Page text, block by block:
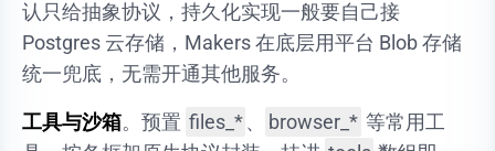
认只给抽象协议，持久化实现一般要自己接
Postgres 云存储，Makers 在底层用平台 Blob 存储
统一兜底，无需开通其他服务。
工具与沙箱。预置 files_* 、 browser_* 等常用工